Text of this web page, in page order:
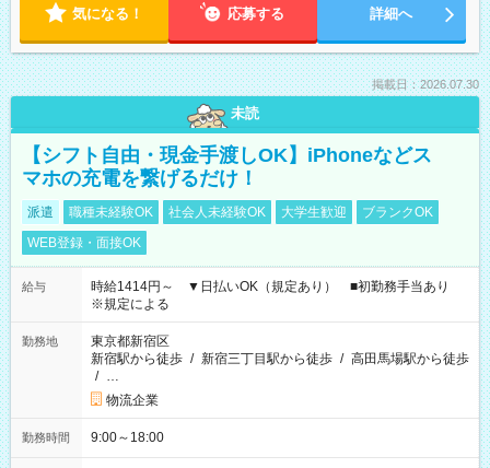
気になる！ 応募する 詳細へ
掲載日：2026.07.30
未読
【シフト自由・現金手渡しOK】iPhoneなどス
マホの充電を繋げるだけ！
派遣 職種未経験OK 社会人未経験OK 大学生歓迎
ブランクOK
WEB登録・面接OK
給与
時給1414円～ ▼日払いOK（規定あり） ■初勤務手当あり
※規定による
勤務地
東京都新宿区
新宿駅から徒歩 / 新宿三丁目駅から徒歩 / 高田馬場駅から徒歩
/ …
物流企業
勤務時間 9:00～18:00